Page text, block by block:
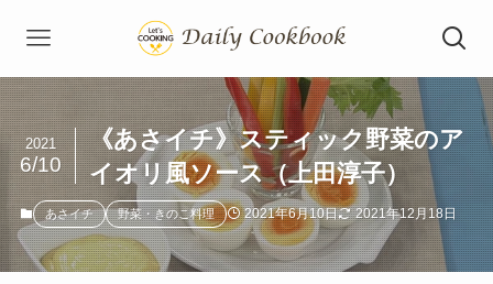
《あさイチ》スティック野菜のア
イオリ風ソース（上田淳子）
2021
6/10
あさイチ 野菜・きのこ料理 2021年6月10日 2021年12月18日